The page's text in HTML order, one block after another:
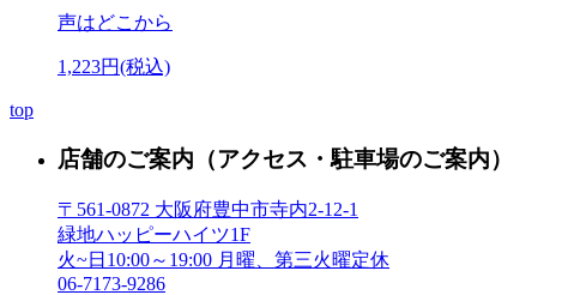
声はどこから
1,223円(税込)
top
店舗のご案内 （アクセス・駐車場のご案内）
〒561-0872 大阪府豊中市寺内2-12-1
緑地ハッピーハイツ1F
火~日10:00～19:00 月曜、第三火曜定休
06-7173-9286